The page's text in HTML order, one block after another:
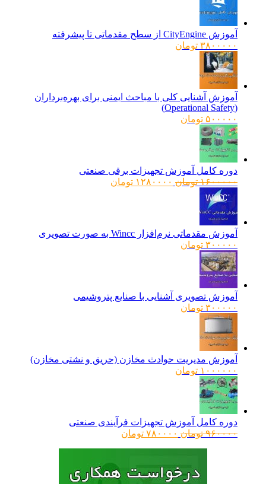
آموزش CityEngine از سطح مقدماتی تا پیشرفته
۳۸۰۰۰۰۰ تومان
آموزش آشنایی کلی با مباحث ایمنی برای بهره‌برداران
۵۰۰۰۰۰ تومان
دوره کامل آموزش تجهیزات برقی صنعتی
۱۶۰۰۰۰۰ تومانقیمت
۱۲۸۰۰۰۰ تومانقیمت
آموزش مقدماتی نرم‌افزار Wincc به صورت تصویری
۳۰۰۰۰۰ تومان
آموزش تصویری آشنایی با صنایع پتروشیمی
۳۰۰۰۰۰ تومان
آموزش مدیریت حوادث مخازن (حریق و نشتی مخازن)
۱۰۰۰۰۰۰ تومان
دوره کامل آموزش تجهیزات فرآیندی صنعتی
۹۶۰۰۰۰ تومانقیمت
بود.
۷۸۰۰۰۰ تومانقیمت